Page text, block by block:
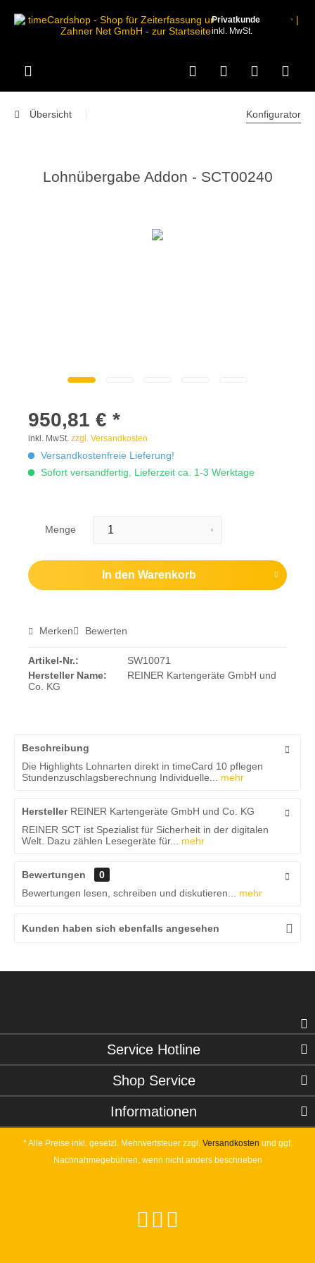
Privatkunde
inkl. MwSt.
Übersicht Konfigurator
Lohnübergabe Addon - SCT00240
950,81 € *
inkl. MwSt. zzgl. Versandkosten
Versandkostenfreie Lieferung!
Sofort versandfertig, Lieferzeit ca. 1-3 Werktage
Menge
In den Warenkorb
Merken Bewerten
Artikel-Nr.:
SW10071
Hersteller Name:
REINER Kartengeräte GmbH und
Co. KG
Beschreibung
Die Highlights Lohnarten direkt in timeCard 10 pflegen
Stundenzuschlagsberechnung Individuelle...
mehr
HerstellerREINER Kartengeräte GmbH und Co. KG
REINER SCT ist Spezialist für Sicherheit in der digitalen
Welt. Dazu zählen Lesegeräte für...
mehr
Bewertungen
0
Bewertungen lesen, schreiben und diskutieren...
mehr
Kunden haben sich ebenfalls angesehen
Service Hotline
Shop Service
Informationen
* Alle Preise inkl. gesetzl. Mehrwertsteuer zzgl. Versandkosten und ggf.
Nachnahmegebühren, wenn nicht anders beschrieben